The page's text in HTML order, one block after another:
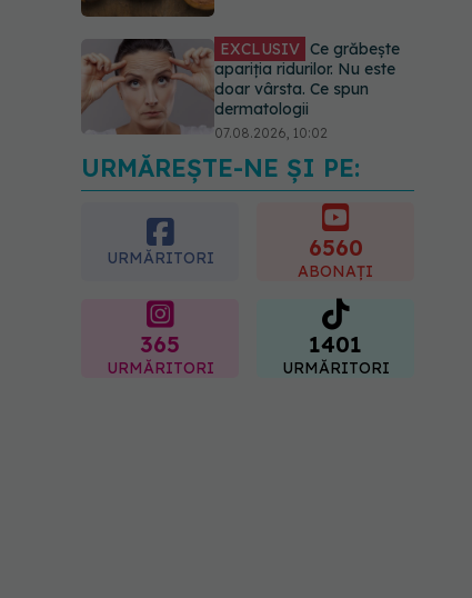
EXCLUSIV Ce grăbește
apariția ridurilor. Nu este
doar vârsta. Ce spun
dermatologii
07.08.2026, 10:02
Alina Pușcău dezvăluie
diagnosticul care i-a
schimbat viața: Am cancer
la sân. Am intrat în
URMĂREȘTE-NE ȘI PE:
URMĂRITORI 6560
ABONAȚI
365
URMĂRITORI
1401
URMĂRITORI